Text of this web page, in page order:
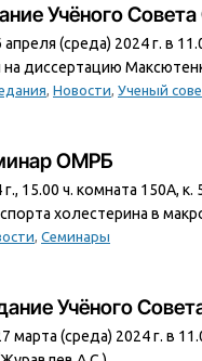
Учёного
(среда) 2024 г. в
диссертацию
Новости Ученый
ОМРБ
15.00 ч. комната 150А,
холестерина в
Семинары
Учёного
марта (среда) 2024 г. в